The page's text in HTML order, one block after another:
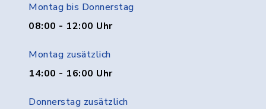
Montag bis Donnerstag
08:00 - 12:00 Uhr
Montag zusätzlich
14:00 - 16:00 Uhr
Donnerstag zusätzlich